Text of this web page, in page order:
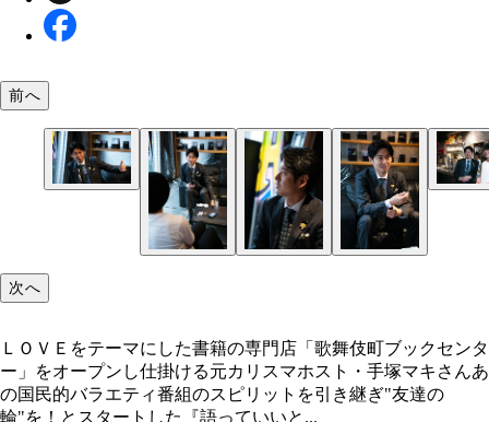
前へ
次へ
ＬＯＶＥをテーマにした書籍の専門店「歌舞伎町ブックセンタ
ー」をオープンし仕掛ける元カリスマホスト・手塚マキさんあ
の国民的バラエティ番組のスピリットを引き継ぎ"友達の
輪"を！とスタートした『語っていいと...